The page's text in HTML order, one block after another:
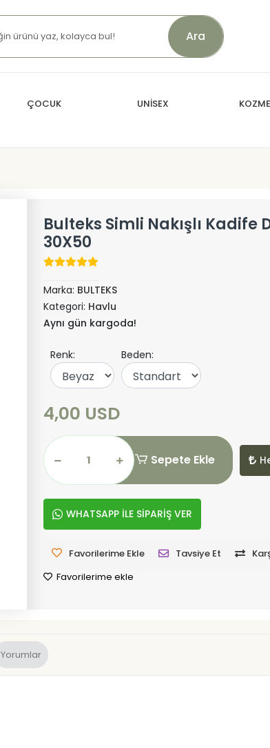
Ara
ÇOCUK UNİSEX
Bulteks Simli Nakışlı Kadife
30X50
Marka: BULTEKS
Kategori: Havlu
Aynı gün kargoda!
Renk: Beden:
4,00 USD
Sepete Ekle
WHATSAPP İLE SİPARİŞ VER
Favorilerime Ekle Tavsiye Et
Favorilerime ekle
Yorumlar